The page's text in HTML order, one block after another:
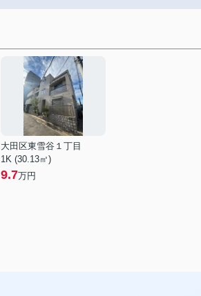
大田区東雪谷１丁目
1K (30.13㎡)
9.7万円